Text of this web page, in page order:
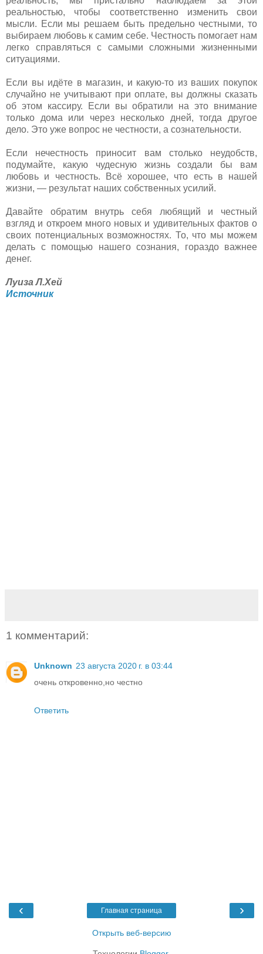
реальностью, чтобы соответственно изменить свои
мысли. Если мы решаем быть предельно честными, то
выбираем любовь к самим себе. Честность помогает нам
легко справляться с самыми сложными жизненными
ситуациями.
Если вы идёте в магазин, и какую-то из ваших покупок
случайно не учитывают при оплате, вы должны сказать
об этом кассиру. Если вы обратили на это внимание
только дома или через несколько дней, тогда другое
дело. Это уже вопрос не честности, а сознательности.
Если нечестность приносит вам столько неудобств,
подумайте, какую чудесную жизнь создали бы вам
любовь и честность. Всё хорошее, что есть в нашей
жизни, — результат наших собственных усилий.
Давайте обратим внутрь себя любящий и честный
взгляд и откроем много новых и удивительных фактов о
своих потенциальных возможностях. То, что мы можем
делать с помощью нашего сознания, гораздо важнее
денег.
Луиза Л.Хей
Источник
1 комментарий:
Unknown 23 августа 2020 г. в 03:44
очень откровенно,но честно
Ответить
‹ ›
Главная страница
Открыть веб-версию